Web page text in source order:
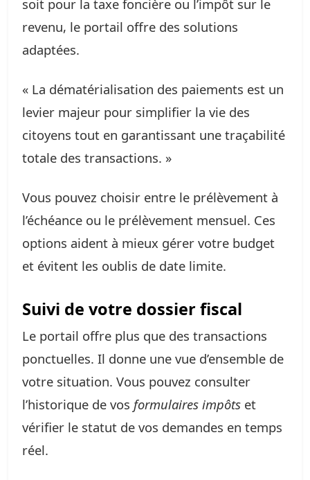
soit pour la taxe foncière ou l’impôt sur le
revenu, le portail offre des solutions
adaptées.
« La dématérialisation des paiements est un
levier majeur pour simplifier la vie des
citoyens tout en garantissant une traçabilité
totale des transactions. »
Vous pouvez choisir entre le prélèvement à
l’échéance ou le prélèvement mensuel. Ces
options aident à mieux gérer votre budget
et évitent les oublis de date limite.
Suivi de votre dossier fiscal
Le portail offre plus que des transactions
ponctuelles. Il donne une vue d’ensemble de
votre situation. Vous pouvez consulter
l’historique de vos formulaires impôts et
vérifier le statut de vos demandes en temps
réel.